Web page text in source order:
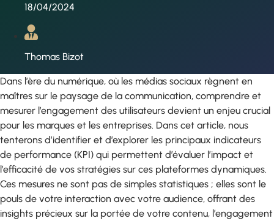
18/04/2024
Thomas Bizot
Dans l’ère du numérique, où les médias sociaux règnent en
maîtres sur le paysage de la communication, comprendre et
mesurer l’engagement des utilisateurs devient un enjeu crucial
pour les marques et les entreprises. Dans cet article, nous
tenterons d’identifier et d’explorer les principaux indicateurs
de performance (KPI) qui permettent d’évaluer l’impact et
l’efficacité de vos stratégies sur ces plateformes dynamiques.
Ces mesures ne sont pas de simples statistiques ; elles sont le
pouls de votre interaction avec votre audience, offrant des
insights précieux sur la portée de votre contenu, l’engagement